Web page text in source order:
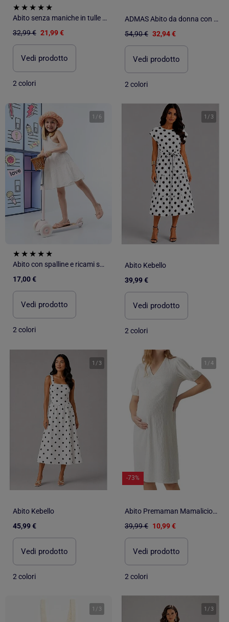
Abito senza maniche in tulle con volant e stelle
32,99 € 21,99 €
Vedi prodotto
2 colori
ADMAS Abito da donna con maniche alla francese e fiori testurizzati
54,90 € 32,94 €
Vedi prodotto
2 colori
1 / 6
Abito con spalline e ricami sangallo
17,00 €
Vedi prodotto
2 colori
1 / 3
Abito Kebello
39,99 €
Vedi prodotto
2 colori
1 /3
Abito Kebello
45,99 €
Vedi prodotto
2 colori
1 /4
-73%
Abito Premaman Mamalicious Solido
39,99 € 10,99 €
Vedi prodotto
2 colori
1 / 3 1 /3